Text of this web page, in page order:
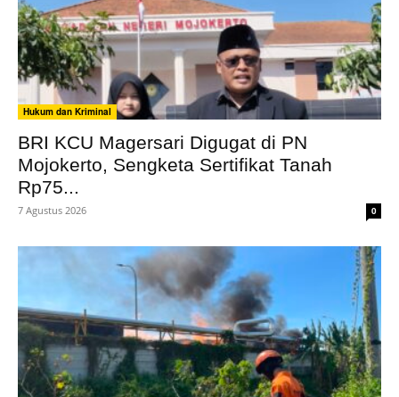
Hukum dan Kriminal
BRI KCU Magersari Digugat di PN
Mojokerto, Sengketa Sertifikat Tanah
Rp75...
7 Agustus 2026 0